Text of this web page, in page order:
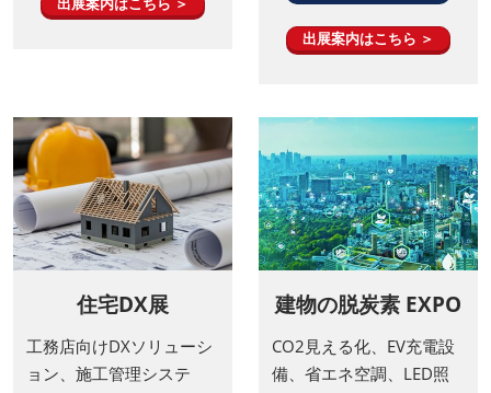
詳細はこちら ＞
住宅DX展
工務店向けDXソリューシ
建物の脱炭素 EXPO
CO2見える化、EV充電設